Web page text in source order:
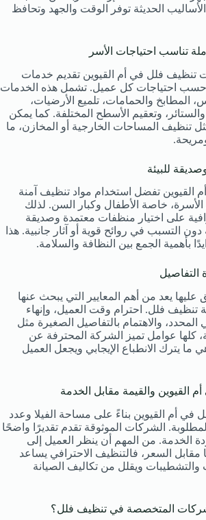
الحديثة توفر الوقت والجهد وتحافظ
تناسب احتياجات الأسر
فلل في أم القيوين تقديم خدمات
احتياجات كل عميل. تشمل هذه الخدمات
المطابخ والحمامات، تلميع الأرضيات،
وتعقيم الأسطح المختلفة. كما يمكن
تنظيف المساحات الخارجية أو المخازن، ما
للبيئة
أم القيوين تفضل استخدام مواد تنظيف آمنة
خاصة الأطفال وكبار السن. لذلك
على اختيار منظفات معتمدة وصديقة
دون التسبب في روائح قوية أو آثار جانبية. هذا
بأهمية الجمع بين النظافة والسلامة.
التفاصيل
عليها يعد من أهم المعايير التي يبحث عنها
تنظيف فلل. احترام وقت العميل، وإنهاء
المحدد، والاهتمام بالتفاصيل الصغيرة مثل
كلها عوامل تميز الشركة المحترفة عن
ما يترك الانطباع الإيجابي ويجعل العميل
القيوين والقيمة مقابل الخدمة
في أم القيوين بناءً على مساحة الفيلا وعدد
الشركات الموثوقة تقدم تقديرًا واضحًا
الخدمة. من المهم أن ينظر العميل إلى
مقابل السعر، فالتنظيف الاحترافي يساعد
والتشطيبات ويقلل من تكاليف الصيانة
المتخصصة في تنظيف فلل؟